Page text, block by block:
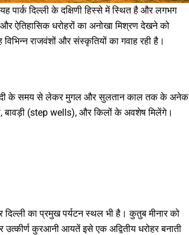
पार्क दिल्ली के दक्षिणी हिस्से में स्थित है और लगभग
ऐतिहासिक धरोहरों का अनोखा मिश्रण देखने को
राजवंशों और संस्कृतियों का गवाह रही है।
चाँदी के समय से लेकर मुगल और सुलतान काल तक के अनेक
बावड़ी (step wells), और किलों के अवशेष मिलेंगे।
का प्रमुख पर्यटन स्थल भी है। कुतुब मीनार को
कुरआनी आयतें इसे एक अद्वितीय धरोहर बनाती